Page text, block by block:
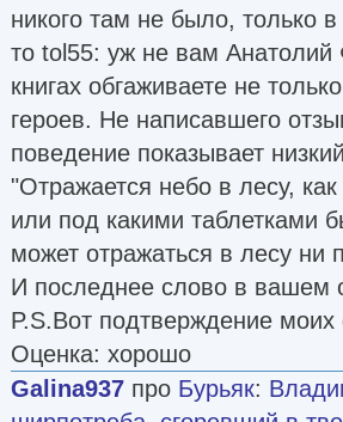
никого там не было, только
то tol55: уж не вам Анатолий
книгах обгаживаете не
героев. Не написавшего
поведение показывает
"Отражается небо в лесу,
или под какими таблетками
может отражаться в лесу ни
И последнее слово в вашем
P.S.Вот подтверждение
Оценка: хорошо
Galina937 про Бурьяк: